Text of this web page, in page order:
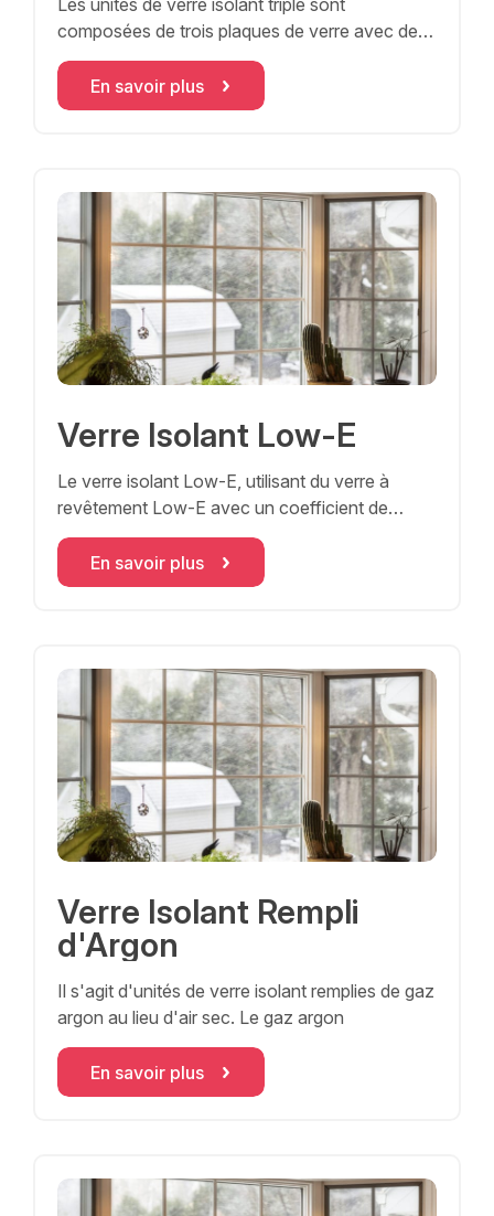
Les unités de verre isolant triple sont
composées de trois plaques de verre avec des
espac
En savoir plus
Verre Isolant Low-E
Le verre isolant Low-E, utilisant du verre à
revêtement Low-E avec un coefficient de
condu
En savoir plus
Verre Isolant Rempli
d'Argon
Il s'agit d'unités de verre isolant remplies de gaz
argon au lieu d'air sec. Le gaz argon
En savoir plus